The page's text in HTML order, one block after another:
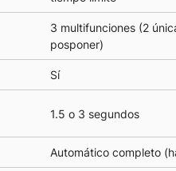
3 multifunciones (2
posponer)
Sí
1.5 o 3 segundos
Automático completo